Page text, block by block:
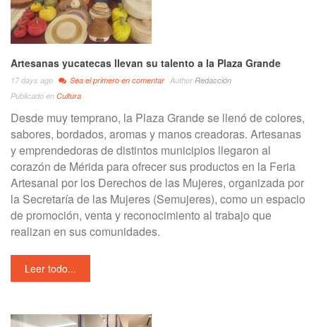
Artesanas yucatecas llevan su talento a la Plaza Grande
17 days ago Sea el primero en comentar Author Redacción
Publicado en Cultura
Desde muy temprano, la Plaza Grande se llenó de colores,
sabores, bordados, aromas y manos creadoras. Artesanas
y emprendedoras de distintos municipios llegaron al
corazón de Mérida para ofrecer sus productos en la Feria
Artesanal por los Derechos de las Mujeres, organizada por
la Secretaría de las Mujeres (Semujeres), como un espacio
de promoción, venta y reconocimiento al trabajo que
realizan en sus comunidades.
Leer todo...